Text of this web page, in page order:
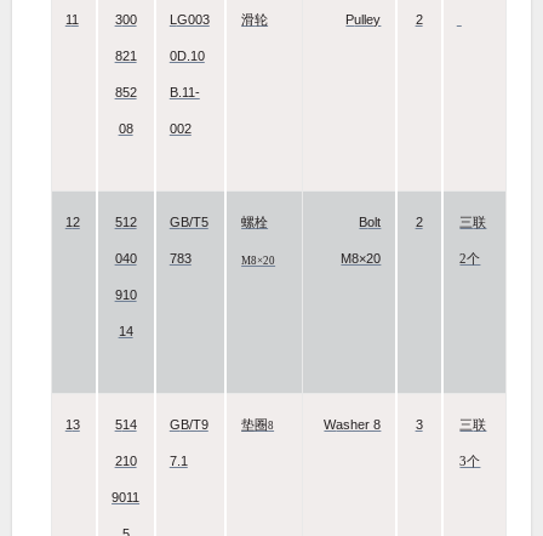
11 300
821
852
08
LG003
0D.10
B.11-
002
滑轮 Pulley 2
12 512
040
910
14
GB/T5
783
螺栓
M8×20
Bolt
M8×20
2 三联
2个
13 514
210
9011
GB/T9
7.1
垫圈8 Washer 8 3 三联
3个